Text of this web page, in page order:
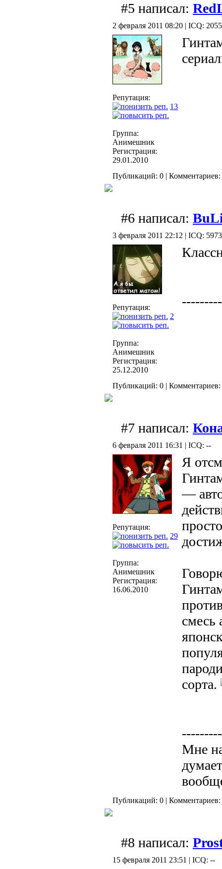
#5 написал:
2 февраля 2011 08:20 | ICQ:
Репутация:
13
Группа:
Анимешник
Регистрация:
29.01.2010
Публикаций: 0 | Комментариев:
#6 написал:
3 февраля 2011 22:12 | ICQ:
Репутация:
2
Группа:
Анимешник
Регистрация:
25.12.2010
Публикаций: 0 | Комментариев:
#7 написал:
6 февраля 2011 16:31 | ICQ: --
Репутация:
29
Группа:
Анимешник
Регистрация:
16.06.2010
Я
—
смесь
сорта.
Мне
Публикаций: 0 | Комментариев:
#8 написал:
15 февраля 2011 23:51 | ICQ: --